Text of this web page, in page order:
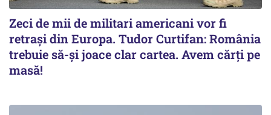
Zeci de mii de militari americani vor fi
retrași din Europa. Tudor Curtifan: România
trebuie să-și joace clar cartea. Avem cărți pe
masă!